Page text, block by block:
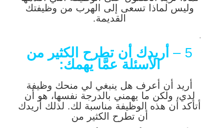
وليس لماذا تسعى إلى الهرب من وظيفتك
القديمة.
.
5 – أريدك أن تطرح الكثير من
الأسئلة عمَّا يهمك:
أريد أن أعرف هل ينبغي لي منحك وظيفة
لدي، ولكن ما يهمني بالدرجة نفسها، هو أن
أتأكد أن هذه الوظيفة مناسبة لك. لذلك أريدك
أن تطرح الكثير من